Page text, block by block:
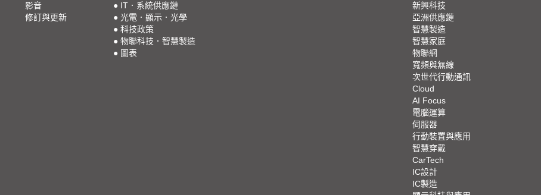
影音
修訂與更新
● IT．系統供應鏈
● 光電．顯示．光學
● 科技政策
● 物聯科技．智慧製造
● 圖表
新興科技
亞洲供應鏈
智慧製造
智慧家庭
物聯網
寬頻與無線
次世代行動通訊
Cloud
AI Focus
電腦運算
伺服器
行動裝置與應用
智慧穿戴
CarTech
IC設計
IC製造